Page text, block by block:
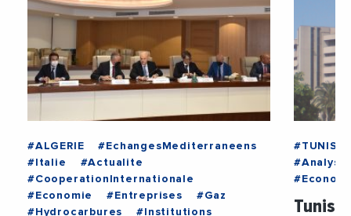
#ALGERIE
#EchangesMediterraneens
#Italie
#Actualite
#CooperationInternationale
#Economie
#Entreprises
#Gaz
#Hydrocarbures
#Institutions
#TUNISIE